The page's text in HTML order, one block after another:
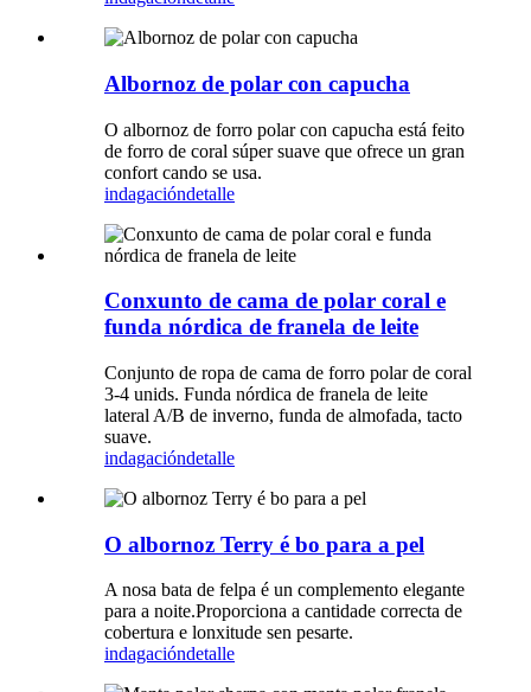
Albornoz de polar con capucha
O albornoz de forro polar con capucha está feito
de forro de coral súper suave que ofrece un gran
confort cando se usa.
indagacióndetalle
Conxunto de cama de polar coral e
funda nórdica de franela de leite
Conjunto de ropa de cama de forro polar de coral
3-4 unids. Funda nórdica de franela de leite
lateral A/B de inverno, funda de almofada, tacto
suave.
indagacióndetalle
O albornoz Terry é bo para a pel
A nosa bata de felpa é un complemento elegante
para a noite.Proporciona a cantidade correcta de
cobertura e lonxitude sen pesarte.
indagacióndetalle